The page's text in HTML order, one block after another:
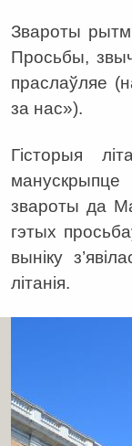
Звароты
Просьбы,
праслаўляе
за нас»).
Гісторыя
звароты да
гэтых
выніку
літанія.